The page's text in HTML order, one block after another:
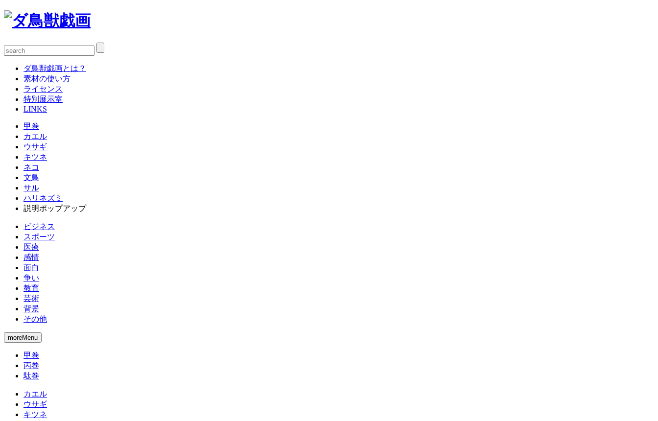
ダ鳥獣戯画とは？
素材の使い方
ライセンス
特別展示室
LINKS
甲巻
カエル
ウサギ
キツネ
ネコ
文鳥
サル
ハリネズミ
説明ポップアップ
ビジネス
スポーツ
医療
感情
面白
争い
教育
芸術
背景
その他
moreMenu
甲巻
丙巻
駄巻
カエル
ウサギ
キツネ